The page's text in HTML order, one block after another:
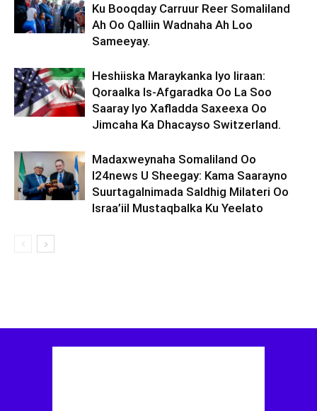
Ku Booqday Carruur Reer Somaliland
Ah Oo Qalliin Wadnaha Ah Loo
Sameeyay.
Heshiiska Maraykanka Iyo Iiraan:
Qoraalka Is-Afgaradka Oo La Soo
Saaray Iyo Xafladda Saxeexa Oo
Jimcaha Ka Dhacayso Switzerland.
Madaxweynaha Somaliland Oo
I24news U Sheegay: Kama Saarayno
Suurtagalnimada Saldhig Milateri Oo
Israa’iil Mustaqbalka Ku Yeelato